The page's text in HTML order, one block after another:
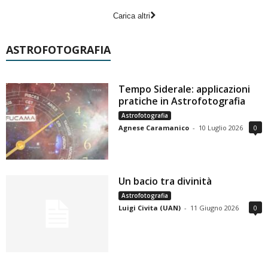
Carica altri
ASTROFOTOGRAFIA
Tempo Siderale: applicazioni
pratiche in Astrofotografia
Astrofotografia
Agnese Caramanico - 10 Luglio 2026 0
Un bacio tra divinità
Astrofotografia
Luigi Civita (UAN) - 11 Giugno 2026 0